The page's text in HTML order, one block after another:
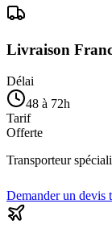
Livraison
Délai
48 à 72h
Tarif
Offerte
Transporteur
Demander un devis